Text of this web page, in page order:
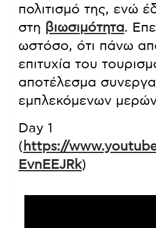
πολιτισμό της, ενώ
στη βιωσιμότητα.
ωστόσο, ότι πάνω
επιτυχία του
αποτέλεσμα
εμπλεκόμενων
Day 1
( https://
EvnEEJRk)